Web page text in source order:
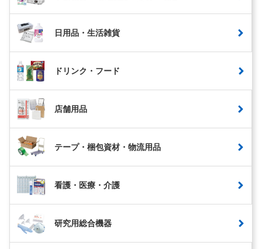
日用品・生活雑貨
ドリンク・フード
店舗用品
テープ・梱包資材・物流用品
看護・医療・介護
研究用総合機器